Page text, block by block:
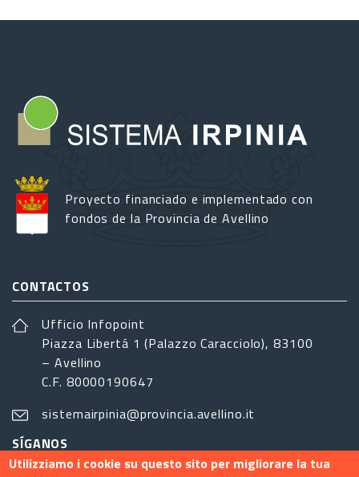
Proyecto financiado e implementado con
fondos de la Provincia de Avellino
CONTACTOS
Ufficio Infopoint
Piazza Libertá 1 (Palazzo Caracciolo), 83100
– Avellino
C.F. 80000190647
sistemairpinia@provincia.avellino.it
SÍGANOS
Utilizziamo i cookie su questo sito per migliorare la tua